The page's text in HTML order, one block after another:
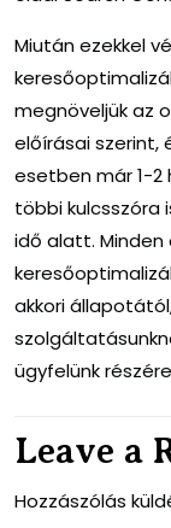
Miután ezekkel
megnöveljük az
előírásai szerint,
esetben már 1-
többi kulcsszóra
idő alatt.
akkori
ügyfelünk
Leave a
Hozzászólás